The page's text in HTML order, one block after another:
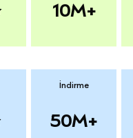
10M+
İndirme
50M+